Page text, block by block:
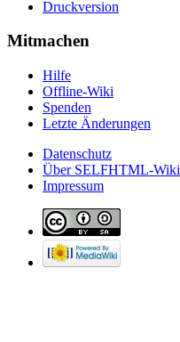
Druckversion
Mitmachen
Hilfe
Offline-Wiki
Spenden
Letzte Änderungen
Datenschutz
Über SELFHTML-Wiki
Impressum